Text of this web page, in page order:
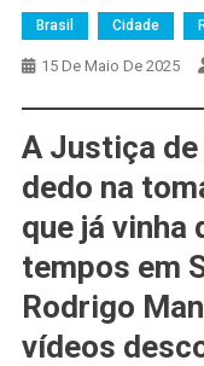
Brasil Cidade
15 De Maio De 2025
A Justiça
dedo na
que já vinha
tempos em
Rodrigo
vídeos